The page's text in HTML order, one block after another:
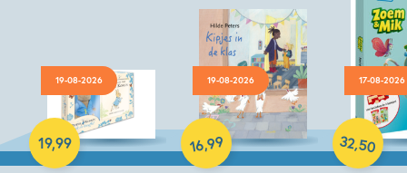
19-08-2026
19,99
Hardcover
19-08-2026
16,99
Hardcover
17-08-2026
32,50
Paperback